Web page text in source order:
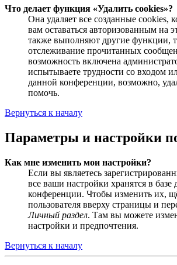
Что делает функция «Удалить cookies»?
Она удаляет все созданные cookies,
вам оставаться авторизованным на
также выполняют другие функции,
отслеживание прочитанных
возможность включена
испытываете трудности со входом
данной конференции, возможно,
помочь.
Вернуться к началу
Параметры и настройки
Как мне изменить мои настройки?
Если вы являетесь
все ваши настройки хранятся в базе
конференции. Чтобы изменить их,
пользователя вверху страницы и
Личный раздел. Там вы можете
настройки и предпочтения.
Вернуться к началу